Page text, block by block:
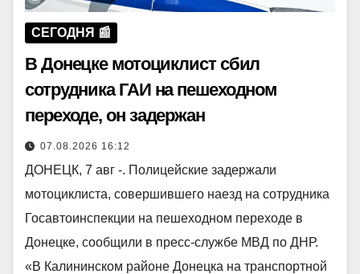
СЕГОДНЯ 📰
В Донецке мотоциклист сбил
сотрудника ГАИ на пешеходном
переходе, он задержан
07.08.2026 16:12
ДОНЕЦК, 7 авг -. Полицейские задержали
мотоциклиста, совершившего наезд на сотрудника
Госавтоинспекции на пешеходном переходе в
Донецке, сообщили в пресс-службе МВД по ДНР.
«В Калининском районе Донецка на транспортной